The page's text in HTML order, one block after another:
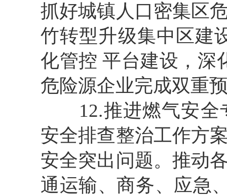
抓好城镇人口密集区
竹转型升级集中区建
化管控 平台建设，深
危险源企业完成双重
12.推进燃气安
安全排查整治工作方
安全突出问题。推动
通运输、商务、应急